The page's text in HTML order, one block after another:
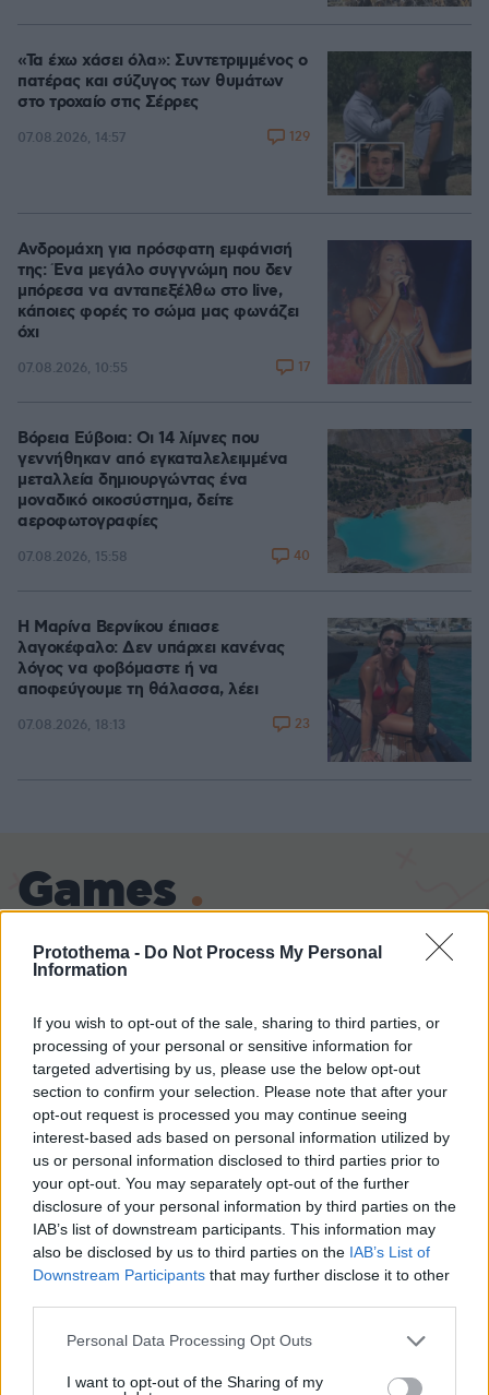
Protothema - Do Not Process My Personal
Information
If you wish to opt-out of the sale, sharing to third parties, or
processing of your personal or sensitive information for
targeted advertising by us, please use the below opt-out
section to confirm your selection. Please note that after your
opt-out request is processed you may continue seeing
interest-based ads based on personal information utilized by
us or personal information disclosed to third parties prior to
your opt-out. You may separately opt-out of the further
disclosure of your personal information by third parties on the
IAB’s list of downstream participants. This information may
also be disclosed by us to third parties on the IAB’s List of
Downstream Participants that may further disclose it to other
Please note that this website/app uses one or more Google
not limited to your visit or usage behaviour. You may click to
Personal Data Processing Opt Outs
I want to opt-out of the Sharing of my
«Τα έχω χάσει όλα»: Συντετριμμένος ο
πατέρας και σύζυγος των θυμάτων
στο τροχαίο στις Σέρρες
07.08.2026, 14:57 129
Ανδρομάχη για πρόσφατη εμφάνισή
της: Ένα μεγάλο συγγνώμη που δεν
μπόρεσα να ανταπεξέλθω στο live,
κάποιες φορές το σώμα μας φωνάζει
όχι
07.08.2026, 10:55 17
Βόρεια Εύβοια: Οι 14 λίμνες που
γεννήθηκαν από εγκαταλελειμμένα
μεταλλεία δημιουργώντας ένα
μοναδικό οικοσύστημα, δείτε
αεροφωτογραφίες
07.08.2026, 15:58 40
Η Μαρίνα Βερνίκου έπιασε
λαγοκέφαλο: Δεν υπάρχει κανένας
λόγος να φοβόμαστε ή να
αποφεύγουμε τη θάλασσα, λέει
07.08.2026, 18:13 23
Games
Cut The Rope Northern Heights Candy
ΔΕΙΤΕ ΟΛΑ ΤΑ GAMES
Best of Network